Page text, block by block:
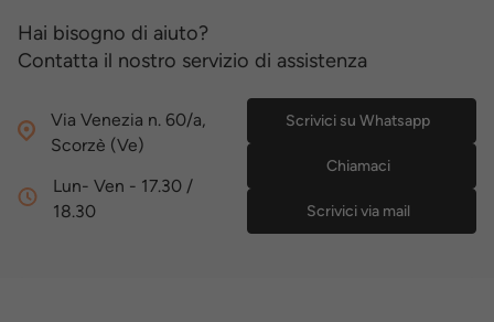
Hai bisogno di aiuto?
Contatta il nostro servizio di assistenza
Via Venezia n. 60/a,
Scorzè (Ve)
Lun- Ven - 17.30 /
18.30
Scrivici su Whatsapp
Chiamaci
Scrivici via mail